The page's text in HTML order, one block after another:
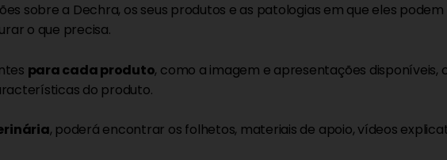
sobre a Dechra, os seus produtos e as patologias em que eles
o que precisa.
para cada produto, como a imagem e apresentações disponíveis,
do produto.
, poderá encontrar os folhetos, materiais de apoio, vídeos